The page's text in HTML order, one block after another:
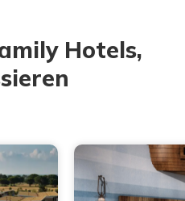
Hotels,